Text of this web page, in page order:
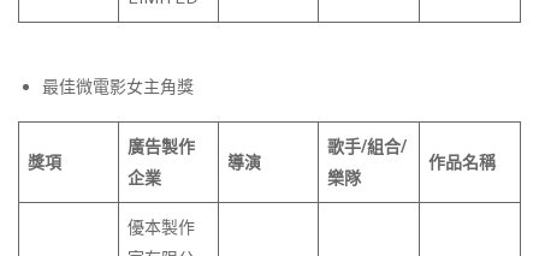
最佳微電影女主角獎
獎項
廣告製作
企業
導演
歌手/組合/
樂隊
作品名稱
優本製作